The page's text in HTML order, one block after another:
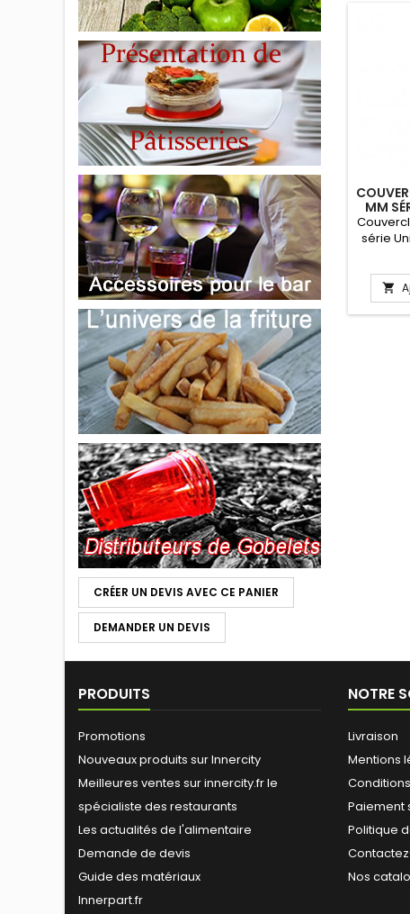
CRÉER UN DEVIS AVEC CE PANIER
DEMANDER UN DEVIS
MM
série

PRODUITS
Promotions
Nouveaux produits sur Innercity
Meilleures ventes sur innercity.fr le
spécialiste des restaurants
Les actualités de l'alimentaire
Demande de devis
Guide des matériaux
Innerpart.fr
NOTRE
Livraison
Mentions
Paiement
Politique
Nos